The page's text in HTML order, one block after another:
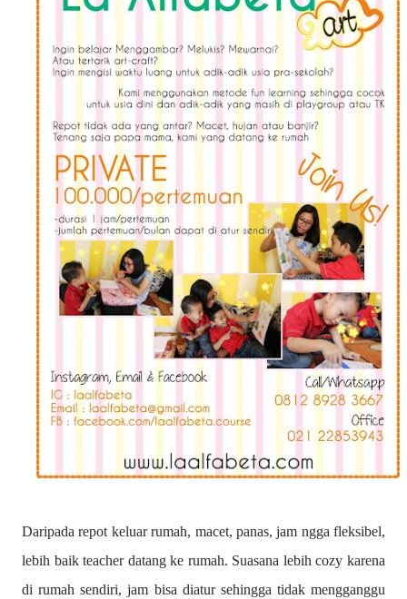
Daripada repot keluar rumah, macet, panas, jam ngga fleksibel,
lebih baik teacher datang ke rumah. Suasana lebih cozy karena
di rumah sendiri, jam bisa diatur sehingga tidak mengganggu